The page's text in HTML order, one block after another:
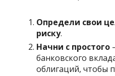
Определи свои
риску.
Начни с простого
банковского
облигаций, чтобы